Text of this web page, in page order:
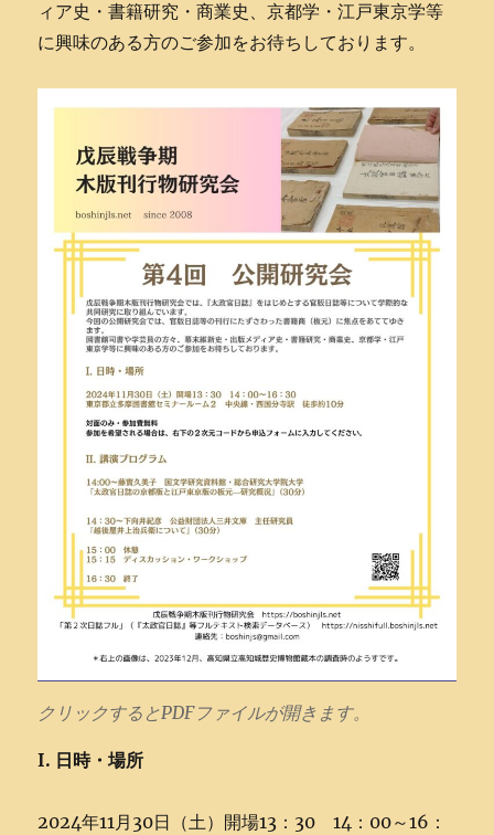
ィア史・書籍研究・商業史、京都学・江戸東京学等
に興味のある方のご参加をお待ちしております。
クリックするとPDFファイルが開きます。
I. 日時・場所
2024年11月30日（土）開場13：30 14：00～16：